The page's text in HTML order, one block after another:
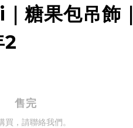
糖果包吊飾｜
2
售完
買，請聯絡我們。